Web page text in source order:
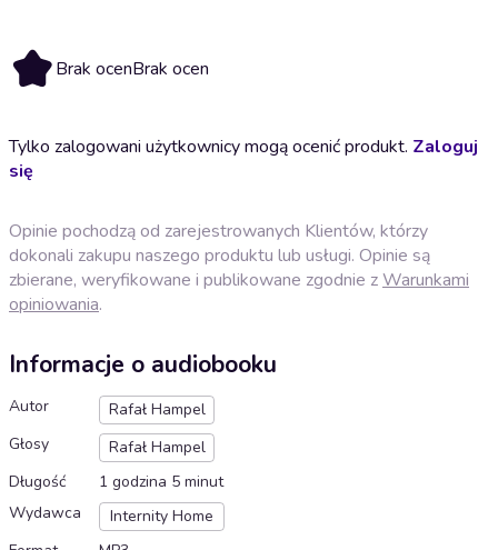
Brak ocenBrak ocen
Tylko zalogowani użytkownicy mogą ocenić produkt. Zaloguj
się
Opinie pochodzą od zarejestrowanych Klientów, którzy
dokonali zakupu naszego produktu lub usługi. Opinie są
zbierane, weryfikowane i publikowane zgodnie zWarunkami
opiniowania.
Informacje o audiobooku
Autor
Rafał Hampel
Głosy
Rafał Hampel
Długość
1 godzina 5 minut
Wydawca
Internity Home